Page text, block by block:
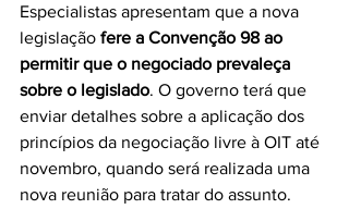
Especialistas apresentam que a nova
legislação fere a Convenção 98 ao
permitir que o negociado prevaleça
sobre o legislado. O governo terá que
enviar detalhes sobre a aplicação dos
princípios da negociação livre à OIT até
novembro, quando será realizada uma
nova reunião para tratar do assunto.